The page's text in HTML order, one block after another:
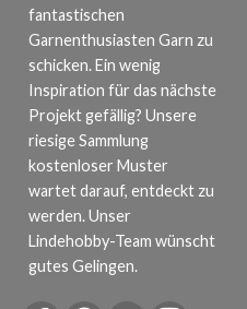
fantastischen
Garnenthusiasten Garn zu
schicken. Ein wenig
Inspiration für das nächste
Projekt gefällig? Unsere
riesige Sammlung
kostenloser Muster
wartet darauf, entdeckt zu
werden. Unser
Lindehobby-Team wünscht
gutes Gelingen.